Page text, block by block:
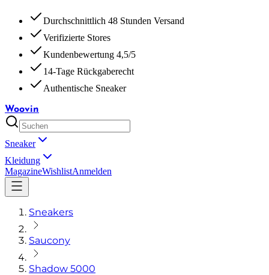
Durchschnittlich 48 Stunden Versand
Verifizierte Stores
Kundenbewertung 4,5/5
14-Tage Rückgaberecht
Authentische Sneaker
Woovin
Sneaker
Kleidung
MagazineWishlistAnmelden
Sneakers
Saucony
Shadow 5000